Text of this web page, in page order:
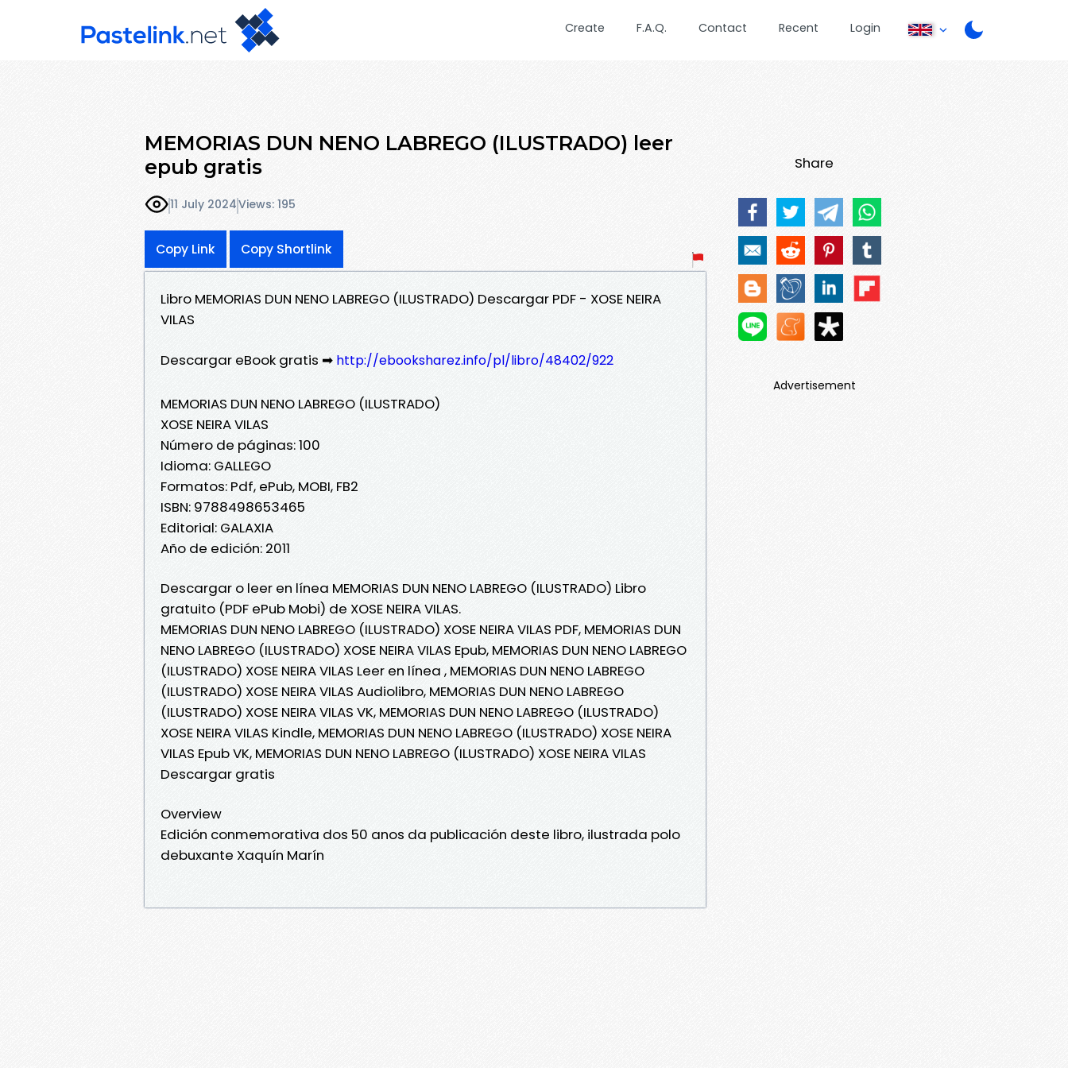
Create F.A.Q. Contact Recent Login
MEMORIAS DUN NENO LABREGO (ILUSTRADO) leer
epub gratis
11 July 2024Views: 195
Copy Link Copy Shortlink
Libro MEMORIAS DUN NENO LABREGO (ILUSTRADO) Descargar PDF - XOSE NEIRA
VILAS
Descargar eBook gratis ➡ http://ebooksharez.info/pl/libro/48402/922
MEMORIAS DUN NENO LABREGO (ILUSTRADO)
XOSE NEIRA VILAS
Número de páginas: 100
Idioma: GALLEGO
Formatos: Pdf, ePub, MOBI, FB2
ISBN: 9788498653465
Editorial: GALAXIA
Año de edición: 2011
Descargar o leer en línea MEMORIAS DUN NENO LABREGO (ILUSTRADO) Libro
gratuito (PDF ePub Mobi) de XOSE NEIRA VILAS.
MEMORIAS DUN NENO LABREGO (ILUSTRADO) XOSE NEIRA VILAS PDF, MEMORIAS DUN
NENO LABREGO (ILUSTRADO) XOSE NEIRA VILAS Epub, MEMORIAS DUN NENO LABREGO
(ILUSTRADO) XOSE NEIRA VILAS Leer en línea , MEMORIAS DUN NENO LABREGO
(ILUSTRADO) XOSE NEIRA VILAS Audiolibro, MEMORIAS DUN NENO LABREGO
(ILUSTRADO) XOSE NEIRA VILAS VK, MEMORIAS DUN NENO LABREGO (ILUSTRADO)
XOSE NEIRA VILAS Kindle, MEMORIAS DUN NENO LABREGO (ILUSTRADO) XOSE NEIRA
VILAS Epub VK, MEMORIAS DUN NENO LABREGO (ILUSTRADO) XOSE NEIRA VILAS
Descargar gratis
Overview
Edición conmemorativa dos 50 anos da publicación deste libro, ilustrada polo
debuxante Xaquín Marín
Share
Advertisement